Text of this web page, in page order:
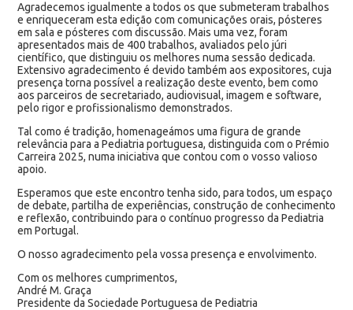
Agradecemos igualmente a todos os que submeteram trabalhos
e enriqueceram esta edição com comunicações orais, pósteres
em sala e pósteres com discussão. Mais uma vez, foram
apresentados mais de 400 trabalhos, avaliados pelo júri
científico, que distinguiu os melhores numa sessão dedicada.
Extensivo agradecimento é devido também aos expositores, cuja
presença torna possível a realização deste evento, bem como
aos parceiros de secretariado, audiovisual, imagem e software,
pelo rigor e profissionalismo demonstrados.
Tal como é tradição, homenageámos uma figura de grande
relevância para a Pediatria portuguesa, distinguida com o Prémio
Carreira 2025, numa iniciativa que contou com o vosso valioso
apoio.
Esperamos que este encontro tenha sido, para todos, um espaço
de debate, partilha de experiências, construção de conhecimento
e reflexão, contribuindo para o contínuo progresso da Pediatria
em Portugal.
O nosso agradecimento pela vossa presença e envolvimento.
Com os melhores cumprimentos,
André M. Graça
Presidente da Sociedade Portuguesa de Pediatria